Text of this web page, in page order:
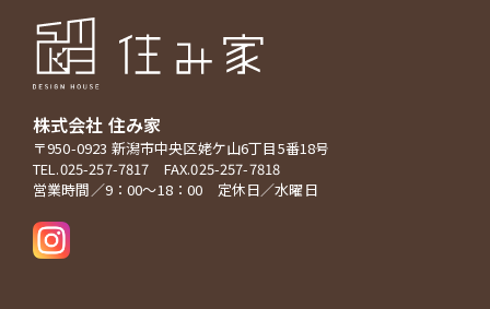
株式会社 住み家
〒950-0923 新潟市中央区姥ケ山6丁目5番18号
TEL.025-257-7817 FAX.025-257-7818
営業時間／9：00～18：00 定休日／水曜日